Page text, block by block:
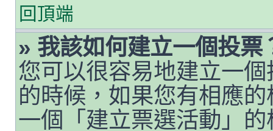
回頂端
» 我該如何建立一個投票
您可以很容易地建立一
的時候，如果您有相應
一個「建立票選活動」